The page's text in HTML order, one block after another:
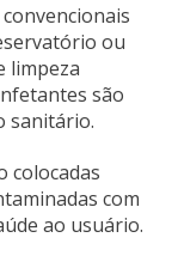
ou
limpeza
são
sanitário.
colocadas
com
ao usuário.